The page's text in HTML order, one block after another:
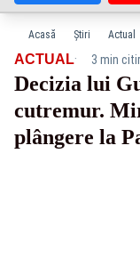
Acasă Știri Actual
ACTUAL· 3 min
Decizia lui
cutremur.
plângere la